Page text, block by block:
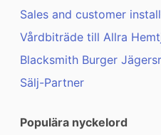
Sales and customer
Vårdbiträde till Allra
Blacksmith Burger
Sälj-Partner
Populära nyckelord